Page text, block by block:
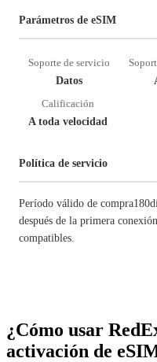
Parámetros de eSIM
Soporte de servicio
Datos
Calificación
A toda velocidad
Política de servicio
Período válido de
después de la primera
compatibles.
¿Cómo usar
activación de